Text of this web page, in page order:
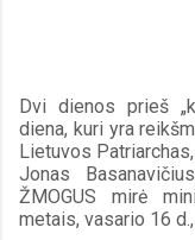
Dvi dienos prieš
diena, kuri yra
Lietuvos
Jonas
ŽMOGUS mirė
metais, vasario 16